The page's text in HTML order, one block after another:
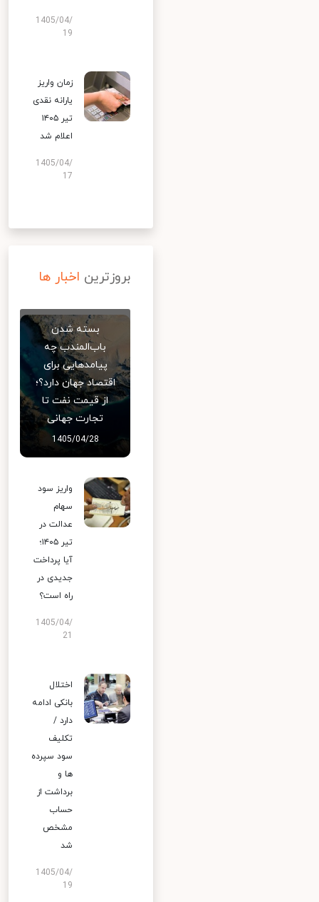
1405/04/
19
زمان واریز
یارانه نقدی
تیر ۱۴۰۵
اعلام شد
1405/04/
17
بروزترین اخبار ها
بسته شدن
باب‌المندب چه
پیامدهایی برای
اقتصاد جهان دارد؟؛
از قیمت نفت تا
تجارت جهانی
1405/04/28
واریز سود
سهام
عدالت در
تیر ۱۴۰۵؛
آیا پرداخت
جدیدی در
راه است؟
1405/04/
اختلال
بانکی ادامه
دارد /
تکلیف
سود سپرده
ها و
برداشت از
حساب
مشخص
شد
1405/04/
19